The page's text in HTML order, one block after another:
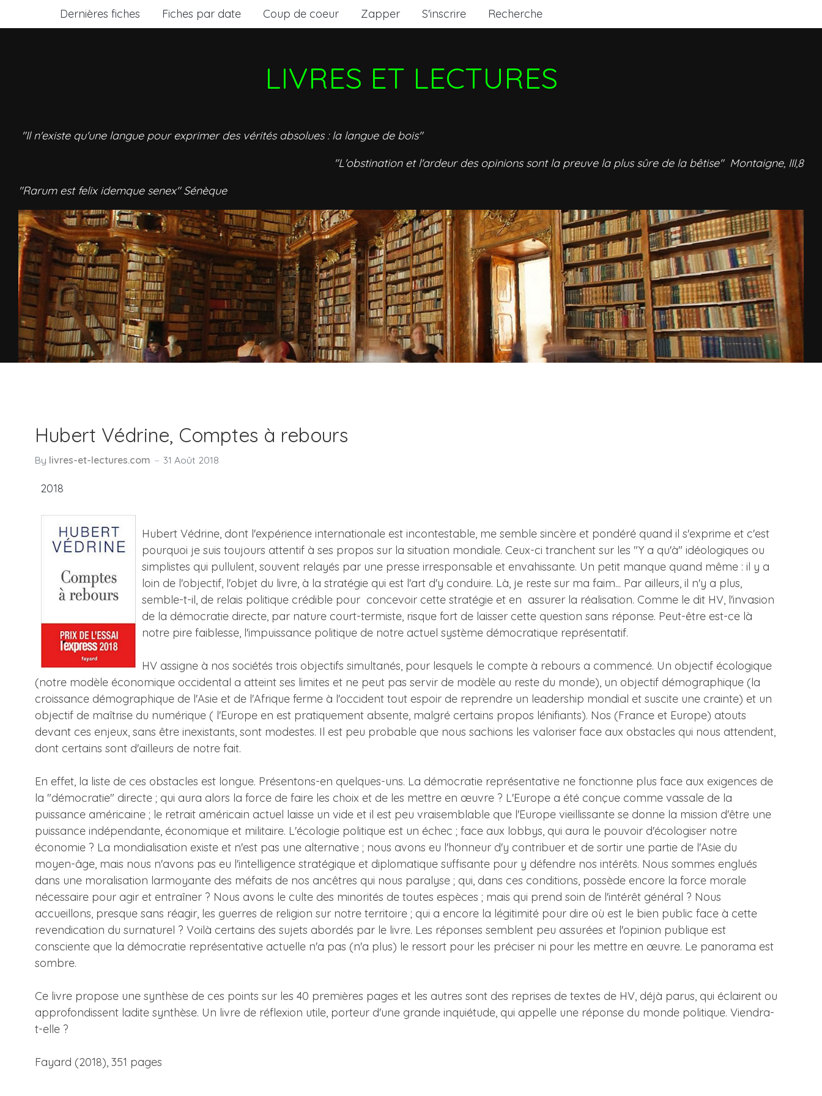
Dernières fiches Fiches par date Coup de coeur Zapper S'inscrire Recherche
LIVRES ET LECTURES
"Il n'existe qu'une langue pour exprimer des vérités absolues : la langue de bois"
"L'obstination et l'ardeur des opinions sont la preuve la plus sûre de la bêtise" Montaigne, III,8
"Rarum est felix idemque senex" Sénèque
Hubert Védrine, Comptes à rebours
By livres-et-lectures.com 31 Août 2018
2018
Hubert Védrine, dont l'expérience internationale est incontestable, me semble sincère et pondéré quand il s'exprime et c'est
pourquoi je suis toujours attentif à ses propos sur la situation mondiale. Ceux-ci tranchent sur les "Y a qu'à" idéologiques ou
simplistes qui pullulent, souvent relayés par une presse irresponsable et envahissante. Un petit manque quand même : il y a
loin de l'objectif, l'objet du livre, à la stratégie qui est l'art d'y conduire. Là, je reste sur ma faim... Par ailleurs, il n'y a plus,
semble-t-il, de relais politique crédible pour concevoir cette stratégie et en assurer la réalisation. Comme le dit HV, l'invasion
de la démocratie directe, par nature court-termiste, risque fort de laisser cette question sans réponse. Peut-être est-ce là
notre pire faiblesse, l'impuissance politique de notre actuel système démocratique représentatif.
HV assigne à nos sociétés trois objectifs simultanés, pour lesquels le compte à rebours a commencé. Un objectif écologique
(notre modèle économique occidental a atteint ses limites et ne peut pas servir de modèle au reste du monde), un objectif démographique (la
croissance démographique de l'Asie et de l'Afrique ferme à l'occident tout espoir de reprendre un leadership mondial et suscite une crainte) et un
objectif de maîtrise du numérique ( l'Europe en est pratiquement absente, malgré certains propos lénifiants). Nos (France et Europe) atouts
devant ces enjeux, sans être inexistants, sont modestes. Il est peu probable que nous sachions les valoriser face aux obstacles qui nous attendent,
dont certains sont d'ailleurs de notre fait.
En effet, la liste de ces obstacles est longue. Présentons-en quelques-uns. La démocratie représentative ne fonctionne plus face aux exigences de
la "démocratie" directe ; qui aura alors la force de faire les choix et de les mettre en œuvre ? L'Europe a été conçue comme vassale de la
puissance américaine ; le retrait américain actuel laisse un vide et il est peu vraisemblable que l'Europe vieillissante se donne la mission d'être une
puissance indépendante, économique et militaire. L'écologie politique est un échec ; face aux lobbys, qui aura le pouvoir d'écologiser notre
économie ? La mondialisation existe et n'est pas une alternative ; nous avons eu l'honneur d'y contribuer et de sortir une partie de l'Asie du
moyen-âge, mais nous n'avons pas eu l'intelligence stratégique et diplomatique suffisante pour y défendre nos intérêts. Nous sommes englués
dans une moralisation larmoyante des méfaits de nos ancêtres qui nous paralyse ; qui, dans ces conditions, possède encore la force morale
nécessaire pour agir et entraîner ? Nous avons le culte des minorités de toutes espèces ; mais qui prend soin de l'intérêt général ? Nous
accueillons, presque sans réagir, les guerres de religion sur notre territoire ; qui a encore la légitimité pour dire où est le bien public face à cette
revendication du surnaturel ? Voilà certains des sujets abordés par le livre. Les réponses semblent peu assurées et l'opinion publique est
consciente que la démocratie représentative actuelle n'a pas (n'a plus) le ressort pour les préciser ni pour les mettre en œuvre. Le panorama est
sombre.
Ce livre propose une synthèse de ces points sur les 40 premières pages et les autres sont des reprises de textes de HV, déjà parus, qui éclairent ou
approfondissent ladite synthèse. Un livre de réflexion utile, porteur d'une grande inquiétude, qui appelle une réponse du monde politique. Viendra-
t-elle ?
Fayard (2018), 351 pages